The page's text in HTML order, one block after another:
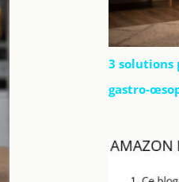
3 solutions
gastro-